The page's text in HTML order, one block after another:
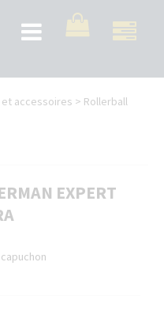
Toggle
navigation
accessoires > Rollerball
EXPERT